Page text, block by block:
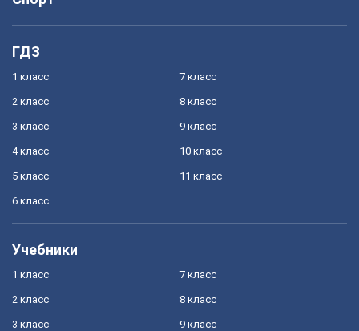
ГДЗ
1 класс
2 класс
3 класс
4 класс
5 класс
6 класс
7 класс
8 класс
9 класс
10 класс
11 класс
Учебники
1 класс
2 класс
3 класс
7 класс
8 класс
9 класс